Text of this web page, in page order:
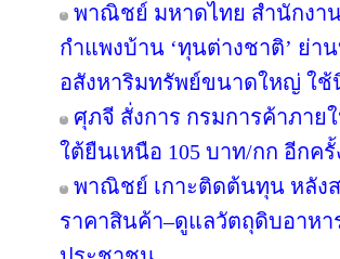
พาณิชย์ มหาดไทย สำนักงา
กำแพงบ้าน ‘ทุนต่างชาติ’ ย่า
อสังหาริมทรัพย์ขนาดใหญ่ ใ
ศุภจี สั่งการ กรมการค้าภาย
ใต้ยืนเหนือ 105 บาท/กก อีกครั้
พาณิชย์ เกาะติดต้นทุน หลัง
ราคาสินค้า–ดูแลวัตถุดิบอาห